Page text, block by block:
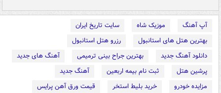
آپ آهنگ موزیک شاه
سایت تاریخ ایران
بهترین هتل های استانبول
رزرو هتل استانبول
دانلود آهنگ جدید
بهترین جراح بینی ترمیمی
آهنگ های جدید
پرشین هتل
ثبت نام بیمه اربعین
آهنگ جدید
مزایده خودرو
خرید بلیط استخر
قیمت ورق آهن پرایس